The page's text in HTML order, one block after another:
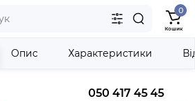
050 417 45 45
0
Кошик
Опис Характеристики